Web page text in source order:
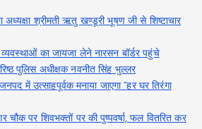
अध्यक्षा श्रीमती ऋतु खण्डूरी भूषण जी से शिष्टाचार
व्यवस्थाओं का जायजा लेने नारसन बॉर्डर पहुंचे
पुलिस अधीक्षक नवनीत सिंह भुल्लर
में उत्साहपूर्वक मनाया जाएगा “हर घर तिरंगा
चौक पर शिवभक्तों पर की पुष्पवर्षा, फल वितरित कर